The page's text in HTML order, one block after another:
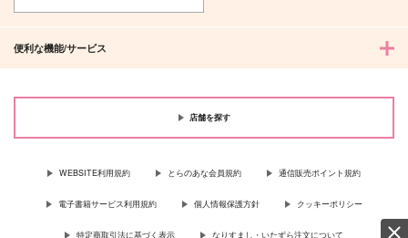
便利な機能/サービス
店舗を探す
WEBSITE利用規約 とらのあな会員規約 通信販売ポイント規約
電子書籍サービス利用規約 個人情報保護方針 クッキーポリシー
特定商取引法に基づく表示 なりすまし・いたずら注文について